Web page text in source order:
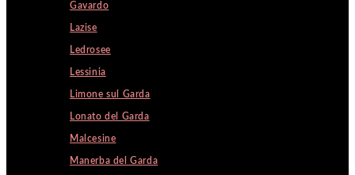
Gavardo
Lazise
Ledrosee
Lessinia
Limone sul Garda
Lonato del Garda
Malcesine
Manerba del Garda